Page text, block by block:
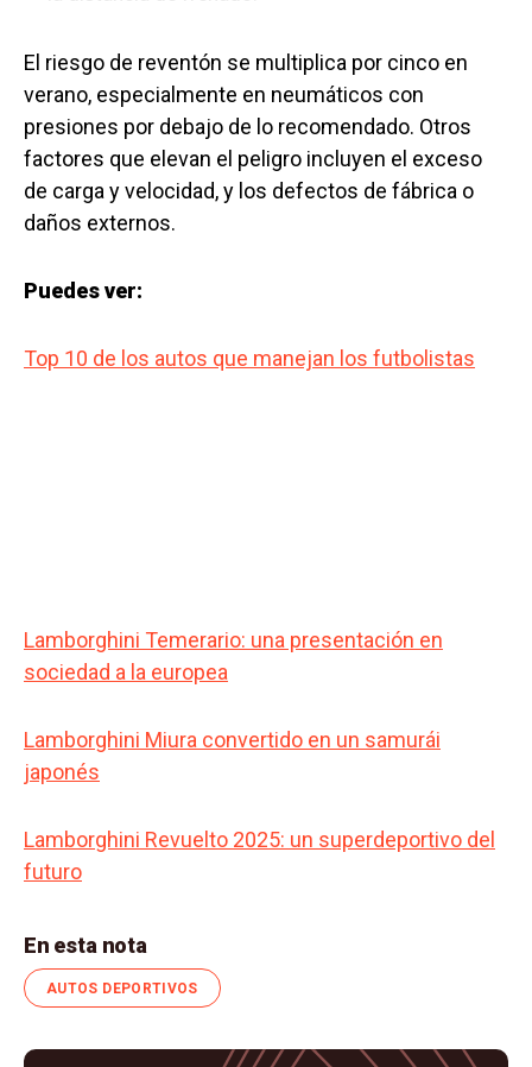
El riesgo de reventón se multiplica por cinco en
verano, especialmente en neumáticos con
presiones por debajo de lo recomendado. Otros
factores que elevan el peligro incluyen el exceso
de carga y velocidad, y los defectos de fábrica o
daños externos.
Puedes ver:
Top 10 de los autos que manejan los futbolistas
Lamborghini Temerario: una presentación en
sociedad a la europea
Lamborghini Miura convertido en un samurái
japonés
Lamborghini Revuelto 2025: un superdeportivo del
futuro
En esta nota
AUTOS DEPORTIVOS